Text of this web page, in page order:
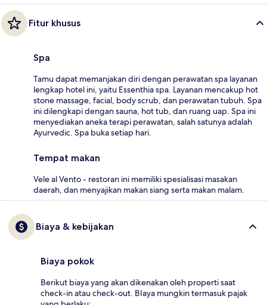
Fitur khusus
Spa
Tamu dapat memanjakan diri dengan perawatan spa layanan
lengkap hotel ini, yaitu Essenthia spa. Layanan mencakup hot
stone massage, facial, body scrub, dan perawatan tubuh. Spa
ini dilengkapi dengan sauna, hot tub, dan ruang uap. Spa ini
menyediakan aneka terapi perawatan, salah satunya adalah
Ayurvedic. Spa buka setiap hari.
Tempat makan
Vele al Vento - restoran ini memiliki spesialisasi masakan
daerah, dan menyajikan makan siang serta makan malam.
Biaya & kebijakan
Biaya pokok
Berikut biaya yang akan dikenakan oleh properti saat
check-in atau check-out. BIaya mungkin termasuk pajak